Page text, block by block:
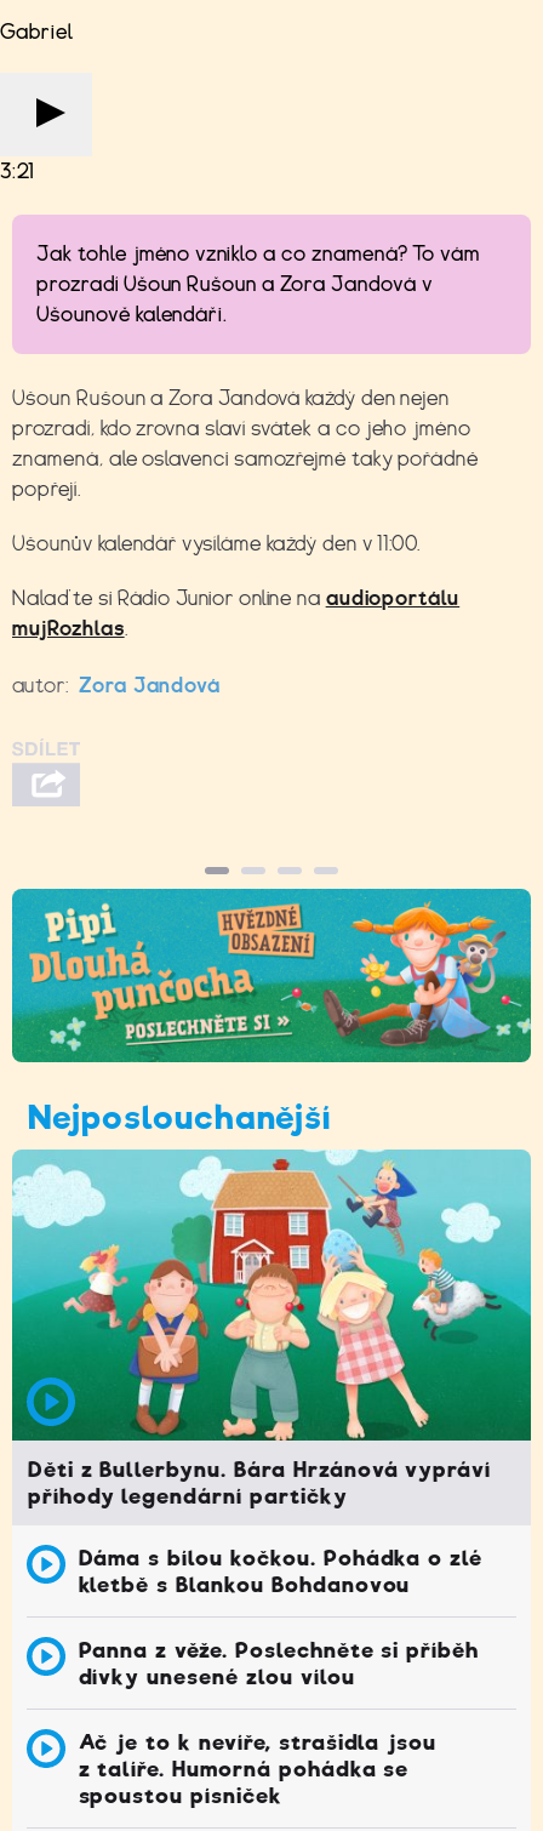
Gabriel
3:21
Jak tohle jméno vzniklo a co znamená? To vám
prozradí Ušoun Rušoun a Zora Jandová v
Ušounově kalendáři.
Ušoun Rušoun a Zora Jandová každý den nejen
prozradí, kdo zrovna slaví svátek a co jeho jméno
znamená, ale oslavenci samozřejmě taky pořádně
popřejí.
Ušounův kalendář vysíláme každý den v 11:00.
Nalaďte si Rádio Junior online na audioportálu
mujRozhlas.
autor: Zora Jandová
Nejposlouchanější
Děti z Bullerbynu. Bára Hrzánová vypráví
příhody legendární partičky
Dáma s bílou kočkou. Pohádka o zlé
kletbě s Blankou Bohdanovou
Panna z věže. Poslechněte si příběh
dívky unesené zlou vílou
Ač je to k nevíře, strašidla jsou
z talíře. Humorná pohádka se
spoustou písniček